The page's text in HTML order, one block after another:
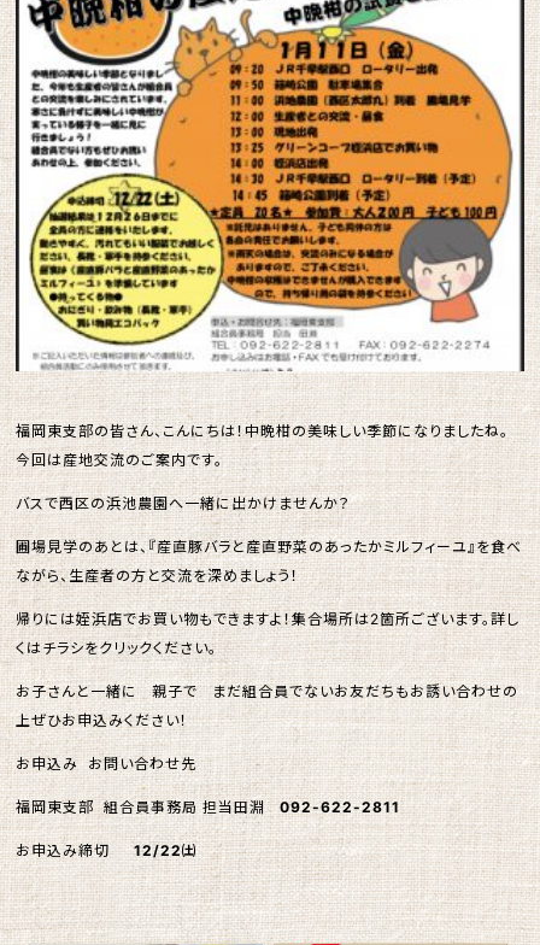
福岡東支部の皆さん、こんにちは！中晩柑の美味しい季節になりましたね。
今回は産地交流のご案内です。
バスで西区の浜池農園へ一緒に出かけませんか？
圃場見学のあとは、『産直豚バラと産直野菜のあったかミルフィーユ』を食べ
ながら、生産者の方と交流を深めましょう！
帰りには姪浜店でお買い物もできますよ！集合場所は2箇所ございます。詳し
くはチラシをクリックください。
お子さんと一緒に 親子で まだ組合員でないお友だちもお誘い合わせの
上ぜひお申込みください！
お申込み お問い合わせ先
福岡東支部 組合員事務局 担当田淵092-622-2811
お申込み締切12/22㈯